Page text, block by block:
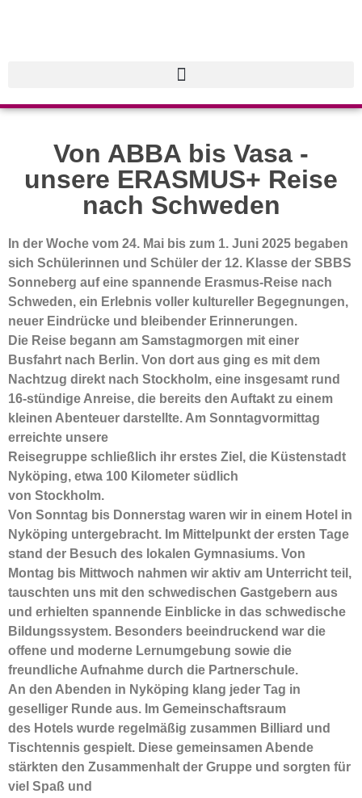
Von ABBA bis Vasa -
unsere ERASMUS+ Reise
nach Schweden
In der Woche vom 24. Mai bis zum 1. Juni 2025 begaben
sich Schülerinnen und Schüler der 12. Klasse der SBBS
Sonneberg auf eine spannende Erasmus-Reise nach
Schweden, ein Erlebnis voller kultureller Begegnungen,
neuer Eindrücke und bleibender Erinnerungen.
Die Reise begann am Samstagmorgen mit einer
Busfahrt nach Berlin. Von dort aus ging es mit dem
Nachtzug direkt nach Stockholm, eine insgesamt rund
16-stündige Anreise, die bereits den Auftakt zu einem
kleinen Abenteuer darstellte. Am Sonntagvormittag
erreichte unsere
Reisegruppe schließlich ihr erstes Ziel, die Küstenstadt
Nyköping, etwa 100 Kilometer südlich
von Stockholm.
Von Sonntag bis Donnerstag waren wir in einem Hotel in
Nyköping untergebracht. Im Mittelpunkt der ersten Tage
stand der Besuch des lokalen Gymnasiums. Von
Montag bis Mittwoch nahmen wir aktiv am Unterricht teil,
tauschten uns mit den schwedischen Gastgebern aus
und erhielten spannende Einblicke in das schwedische
Bildungssystem. Besonders beeindruckend war die
offene und moderne Lernumgebung sowie die
freundliche Aufnahme durch die Partnerschule.
An den Abenden in Nyköping klang jeder Tag in
geselliger Runde aus. Im Gemeinschaftsraum
des Hotels wurde regelmäßig zusammen Billiard und
Tischtennis gespielt. Diese gemeinsamen Abende
stärkten den Zusammenhalt der Gruppe und sorgten für
viel Spaß und